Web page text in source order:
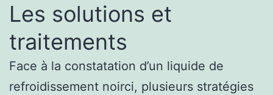
Les solutions et
traitements
Face à la constatation d’un liquide de
refroidissement noirci, plusieurs stratégies